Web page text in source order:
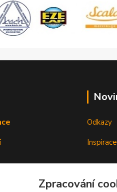
Odkazy
Zpracování